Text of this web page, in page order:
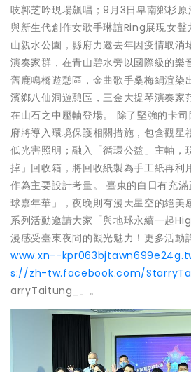
吱郭芝吟現場飆唱；9月3日卑南鄉杉
與新生代創作女歌手琳誼Ring展現女聲
山親水公園，縣府力邀去年因疫情取消
演奏家群，在青山碧水旁以國際級的樂
舊鹿鳴橋遊憩區，金曲歌手桑梅絹渲
濱鄉八仙洞遊憩區，三金大提琴演奏家
在山石之中壓軸登場。 除了堅強的卡
府將導入環境保護相關措施，包含觀星
低光害照明；融入「循環公益」主軸，
掉」回收箱，將回收紙製為手工紙再利
作為主要設計考量。 臺東的白日有充
球嘉年華」，夜晚則有漫天星空的絕美
系列活動邀請大家「與地球永續一起
漫感受臺東夜間的觀光魅力！更多活動
www.xn--
s://zh-tw.facebook.com/
arryTaitung_」。